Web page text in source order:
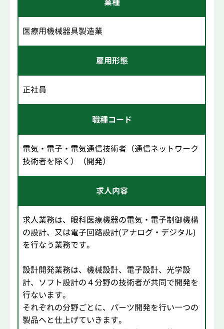
医療用機械器具製造業
雇用形態
正社員
職種コード
電気・電子・電気通信技術者（通信ネットワーク
技術者を除く）（開発）
求人内容
求人業務は、眼科医療機器の電気・電子制御機構
の設計、又は電子回路設計(アナログ・デジタル)
を行なう業務です。
設計開発業務は、機械設計、電子設計、光学設
計、ソフト設計の４分野の技術者が共同で開発を
行ないます。
それぞれの分野ごとに、パーツ開発を行い一つの
製品へと仕上げていきます。